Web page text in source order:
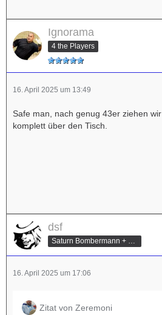
Ignorama
4 the Players
16. April 2025 um 13:49
Safe man, nach genug 43er ziehen wir
komplett über den Tisch.
dsf
16. April 2025 um 17:06
Zitat von Zeremoni